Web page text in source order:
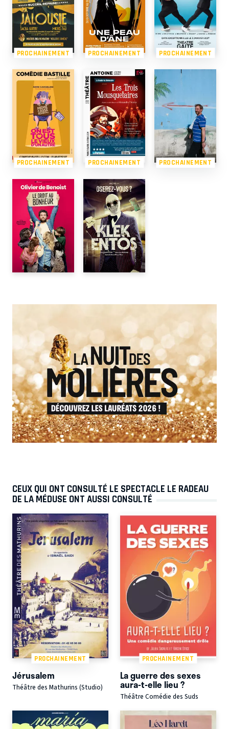
PROCHAINEMENT PROCHAINEMENT PROCHAINEMENT
PROCHAINEMENT PROCHAINEMENT PROCHAINEMENT
CEUX QUI ONT CONSULTÉ LE SPECTACLE LE RADEAU
DE LA MÉDUSE ONT AUSSI CONSULTÉ
PROCHAINEMENT
Jérusalem
Théâtre des Mathurins (Studio)
PROCHAINEMENT
La guerre des sexes
aura-t-elle lieu ?
Théâtre Comédie des Suds